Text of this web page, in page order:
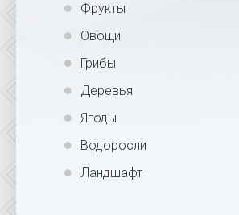
Фрукты
Овощи
Грибы
Деревья
Ягоды
Водоросли
Ландшафт